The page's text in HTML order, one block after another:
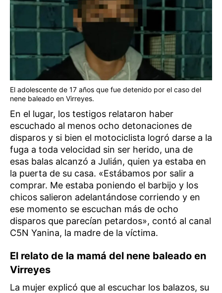
El adolescente de 17 años que fue detenido por el caso del
nene baleado en Virreyes.
En el lugar, los testigos relataron haber
escuchado al menos ocho detonaciones de
disparos y si bien el motociclista logró darse a la
fuga a toda velocidad sin ser herido, una de
esas balas alcanzó a Julián, quien ya estaba en
la puerta de su casa. «Estábamos por salir a
comprar. Me estaba poniendo el barbijo y los
chicos salieron adelantándose corriendo y en
ese momento se escuchan más de ocho
disparos que parecían petardos», contó al canal
C5N Yanina, la madre de la víctima.
El relato de la mamá del nene baleado en
Virreyes
La mujer explicó que al escuchar los balazos, su